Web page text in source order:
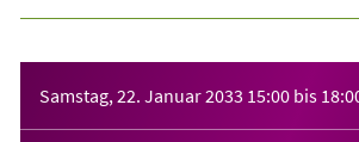
Samstag, 22. Januar 2033 15:00 bis